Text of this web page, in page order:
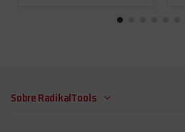
Sobre RadikalTools